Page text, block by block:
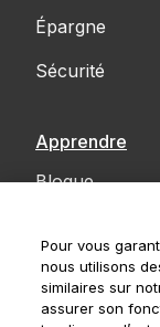
Épargne
Sécurité
Apprendre
Blogue
Pour vous
nous utilisons
similaires sur
assurer son